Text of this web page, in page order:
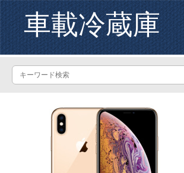
車載冷蔵庫